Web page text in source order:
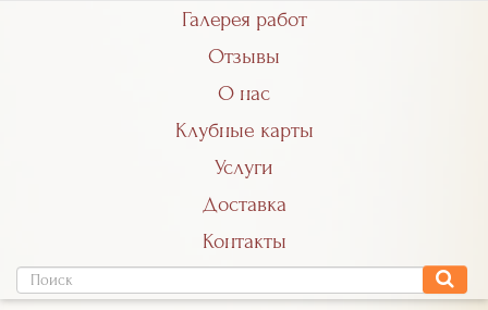
Галерея работ
Отзывы
О нас
Клубные карты
Услуги
Доставка
Контакты